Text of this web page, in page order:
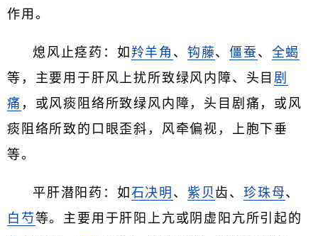
作用。
熄风止痉药：如 羚羊角 、 钩藤、僵蚕、 全蝎
等，主要用于肝风上扰所致绿风内障、头目剧
痛 ，或风痰阻络所致绿风内障，头目剧痛，或风
痰阻络所致的口眼歪斜，风牵偏视，上胞下垂
等。
平肝潜阳药：如 石决明 、 紫贝 齿、珍珠母、
白芍等。主要用于肝阳上亢或阴虚阳亢所引起的